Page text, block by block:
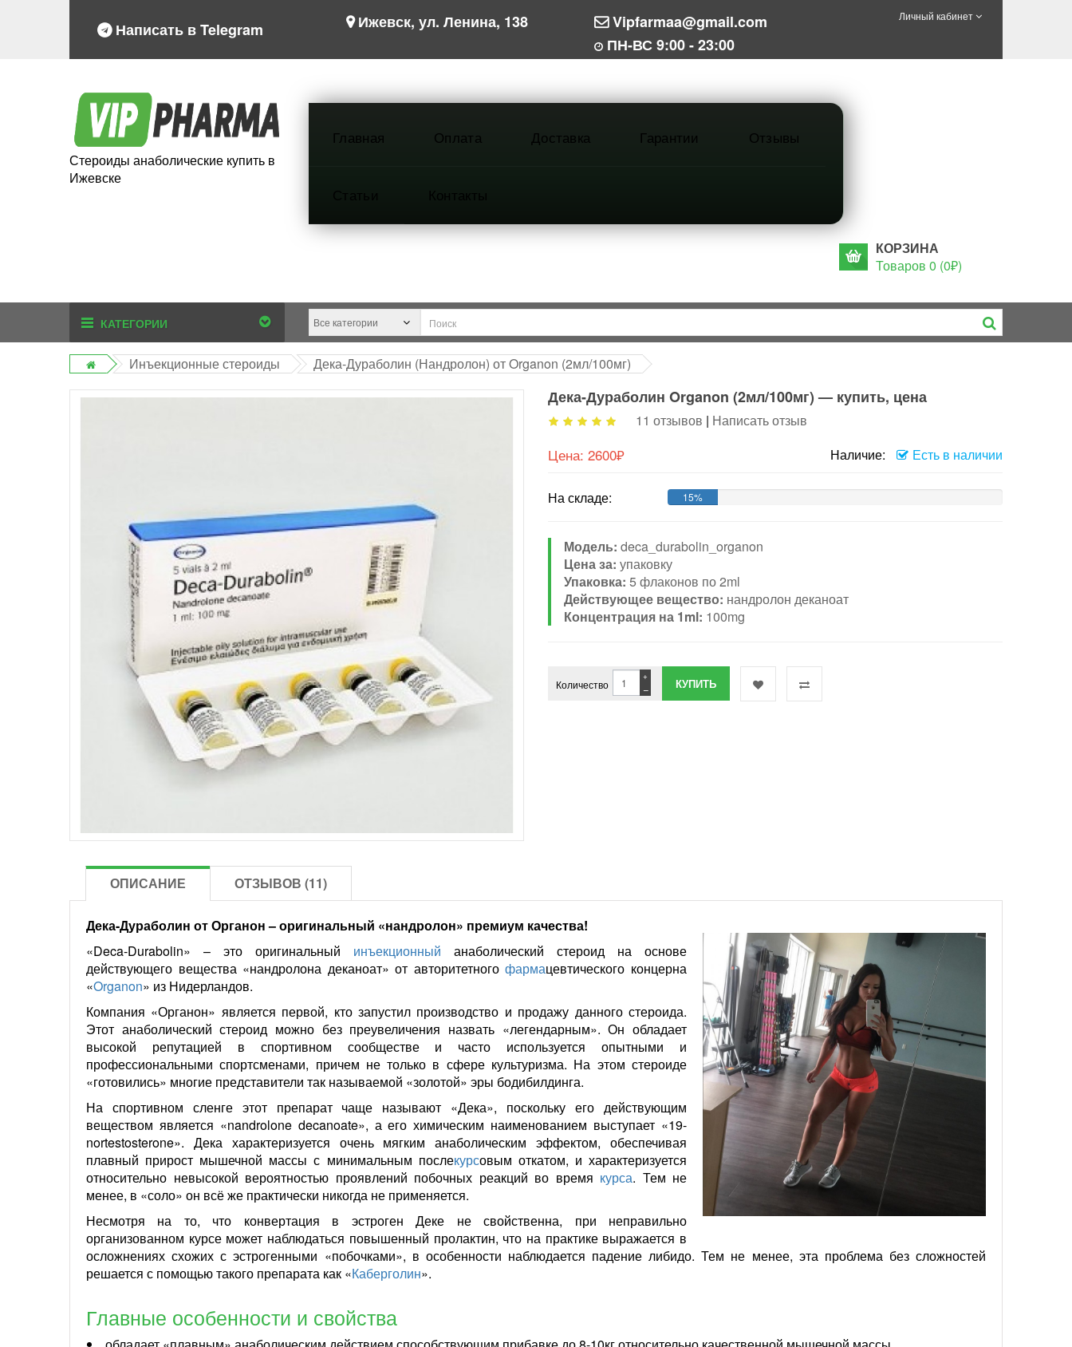
Написать в Telegram Ижевск, ул. Ленина, 138
Vipfarmaa@gmail.com
ПН-ВС 9:00 - 23:00
Личный кабинет
Стероиды анаболические купить в
Ижевске
Главная Оплата Доставка Гарантии Отзывы
КОРЗИНА
Товаров 0 (0₽)
КАТЕГОРИИ
Инъекционные стероиды Дека-Дураболин (Нандролон) от Organon (2мл/100мг)
Дека-Дураболин Organon (2мл/100мг) — купить, цена
11 отзывов | Написать отзыв
Цена: 2600₽ Наличие: Есть в наличии
На складе: 15%
Модель: deca_durabolin_organon
Цена за: упаковку
Упаковка: 5 флаконов по 2ml
Действующее вещество: нандролон деканоат
Концентрация на 1ml: 100mg
Количество −
+
ОПИСАНИЕ ОТЗЫВОВ (11)
Дека-Дураболин от Органон – оригинальный «нандролон» премиум качества!
«Deca-Durabolin» – это оригинальный инъекционный анаболический стероид на основе
действующего вещества «нандролона деканоат» от авторитетногофармацевтического концерна
«Organon» из Нидерландов.
Компания «Органон» является первой, кто запустил производство и продажу данного стероида.
Этот анаболический стероид можно без преувеличения назвать «легендарным». Он обладает
высокой репутацией в спортивном сообществе и часто используется опытными и
профессиональными спортсменами, причем не только в сфере культуризма. На этом стероиде
«готовились» многие представители так называемой «золотой» эры бодибилдинга.
На спортивном сленге этот препарат чаще называют «Дека», поскольку его действующим
веществом является «nandrolone decanoate», а его химическим наименованием выступает «19-
nortestosterone». Дека характеризуется очень мягким анаболическим эффектом, обеспечивая
плавный прирост мышечной массы с минимальным послекурсовым откатом, и характеризуется
относительно невысокой вероятностью проявлений побочных реакций во время курса. Тем не
менее, в «соло» он всё же практически никогда не применяется.
Несмотря на то, что конвертация в эстроген Деке не свойственна, при неправильно
организованном курсе может наблюдаться повышенный пролактин, что на практике выражается в
осложнениях схожих с эстрогенными «побочками», в особенности наблюдается падение либидо. Тем не менее, эта проблема без сложностей
решается с помощью такого препарата как «Каберголин».
Главные особенности и свойства